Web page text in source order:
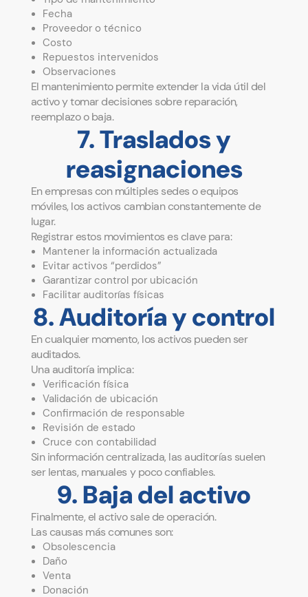
Fecha
Proveedor o técnico
Costo
Repuestos intervenidos
Observaciones
El mantenimiento permite extender la vida útil del
activo y tomar decisiones sobre reparación,
reemplazo o baja.
7. Traslados y
reasignaciones
En empresas con múltiples sedes o equipos
móviles, los activos cambian constantemente de
lugar.
Registrar estos movimientos es clave para:
Mantener la información actualizada
Evitar activos “perdidos”
Garantizar control por ubicación
Facilitar auditorías físicas
8. Auditoría y control
En cualquier momento, los activos pueden ser
auditados.
Una auditoría implica:
Verificación física
Validación de ubicación
Confirmación de responsable
Revisión de estado
Cruce con contabilidad
Sin información centralizada, las auditorías suelen
ser lentas, manuales y poco confiables.
9. Baja del activo
Finalmente, el activo sale de operación.
Las causas más comunes son:
Obsolescencia
Daño
Venta
Donación